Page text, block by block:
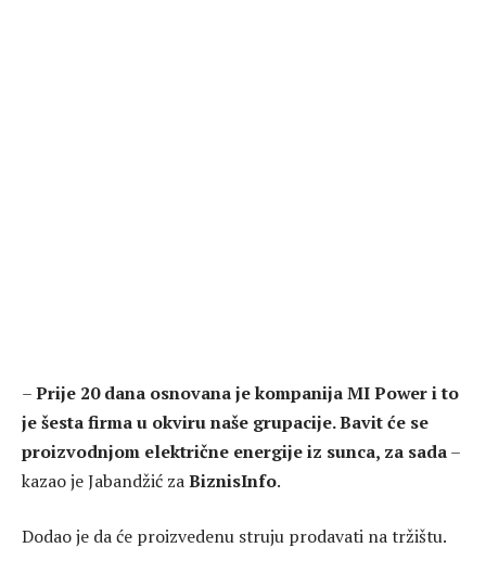
–Prije 20 dana osnovana je kompanija MI Power i to
je šesta firma u okviru naše grupacije. Bavit će se
proizvodnjom električne energije iz sunca, za sada–
kazao je Jabandžić zaBiznisInfo.
Dodao je da će proizvedenu struju prodavati na tržištu.